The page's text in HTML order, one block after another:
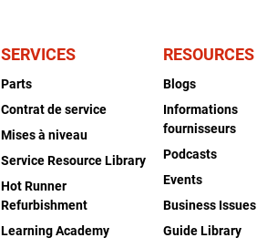
SERVICES
Parts
Contrat de service
Mises à niveau
Service Resource Library
Hot Runner
Refurbishment
Learning Academy
RESOURCES
Blogs
Informations
fournisseurs
Podcasts
Events
Business Issues
Guide Library